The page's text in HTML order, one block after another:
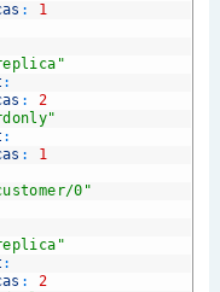
:
1
:
:
2
:
:
1
0"
:
:
2